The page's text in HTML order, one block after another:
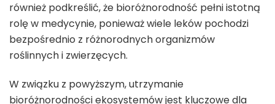
również podkreślić, że bioróżnorodność pełni istotną
rolę w medycynie, ponieważ wiele leków pochodzi
bezpośrednio z różnorodnych organizmów
roślinnych i zwierzęcych.
W związku z powyższym, utrzymanie
bioróżnorodności ekosystemów jest kluczowe dla